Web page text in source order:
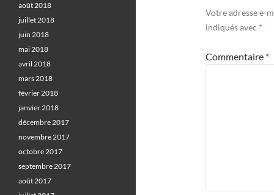
Votre adresse e-
indiqués avec *
Commentaire *
août 2018
juillet 2018
juin 2018
mai 2018
avril 2018
mars 2018
février 2018
janvier 2018
décembre 2017
novembre 2017
octobre 2017
septembre 2017
août 2017